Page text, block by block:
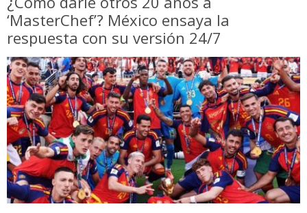
‘MasterChef’? México ensaya la
respuesta con su versión 24/7